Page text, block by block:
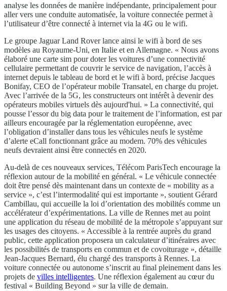
analyse les données de manière indépendante, principalement pour
aller vers une conduite automatisée, la voiture connectée permet à
l’utilisateur d’être connecté à internet via la 4G ou le wifi.
Le groupe Jaguar Land Rover lance ainsi le wifi à bord de ses
modèles au Royaume-Uni, en Italie et en Allemagne. « Nous avons
élaboré une carte sim pour doter les voitures d’une connectivité
cellulaire permettant de couvrir le service de navigation, l’accès à
internet depuis le tableau de bord et le wifi à bord, précise Jacques
Bonifay, CEO de l’opérateur mobile Transatel, en charge du projet.
Avec l’arrivée de la 5G, les constructeurs ont intérêt à devenir des
opérateurs mobiles virtuels dès aujourd'hui. » La connectivité, qui
pousse l’essor du big data pour le traitement de l’information, est par
ailleurs encouragée par la réglementation européenne, avec
l’obligation d’installer dans tous les véhicules neufs le système
d’alerte eCall fonctionnant grâce au modem. 70% des véhicules
neufs devraient ainsi être connectés en 2020.
Au-delà de ces nouveaux services, Télécom ParisTech encourage la
réflexion autour de la mobilité en général. « Le véhicule connectée
doit être pensé dès maintenant dans un contexte de « mobility as a
service », c’est l’intermodalité qui est importante », soutient Gérard
Cambillau, qui accueille la loi d’orientation des mobilités comme un
accélérateur d’expérimentations. La ville de Rennes met au point
une application du réseau de mobilité de la métropole s’appuyant sur
les usages des citoyens. « Accessible à la rentrée auprès du grand
public, cette application proposera un calculateur d’itinéraires avec
les possibilités de transports en commun et de covoiturage », détaille
Jean-Jacques Bernard, élu chargé des transports à Rennes. La
voiture connectée ou autonome s’inscrit au final pleinement dans les
projets de villes intelligentes. Une réflexion également au cœur du
festival « Building Beyond » sur la ville de demain.